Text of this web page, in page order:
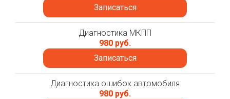
Записаться
Диагностика МКПП
980 руб.
Записаться
Диагностика ошибок автомобиля
980 руб.